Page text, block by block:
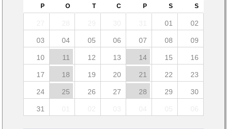
P O T C P S S
01 02
03 04 05 06 07 08 09
10 11 12 13 14 15 16
17 18 19 20 21 22 23
24 25 26 27 28 29 30
31